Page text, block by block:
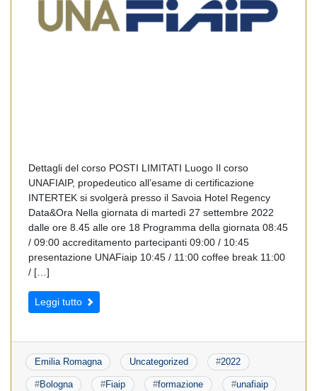
Dettagli del corso POSTI LIMITATI Luogo Il corso
UNAFIAIP, propedeutico all’esame di certificazione
INTERTEK si svolgerà presso il Savoia Hotel Regency
Data&Ora Nella giornata di martedì 27 settembre 2022
dalle ore 8.45 alle ore 18 Programma della giornata 08:45
/ 09:00 accreditamento partecipanti 09:00 / 10:45
presentazione UNAFiaip 10:45 / 11:00 coffee break 11:00
/ […]
Leggi tutto
Emilia Romagna Uncategorized #2022
#Bologna #Fiaip #formazione #unafiaip